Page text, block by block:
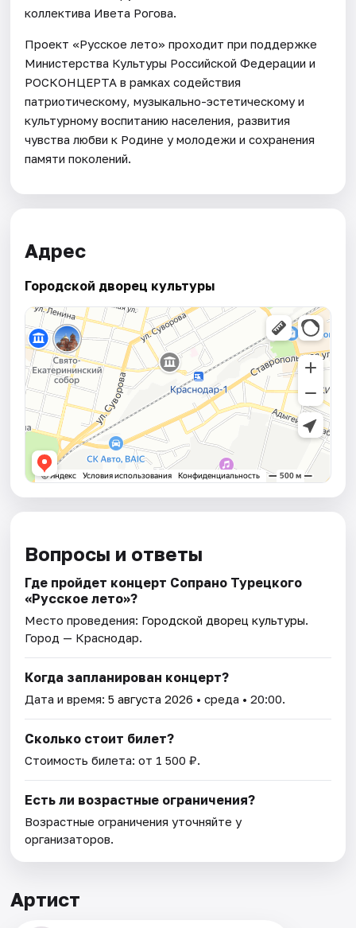
коллектива Ивета Рогова.
Проект «Русское лето» проходит при поддержке
Министерства Культуры Российской Федерации и
РОСКОНЦЕРТА в рамках содействия
патриотическому, музыкально-эстетическому и
культурному воспитанию населения, развития
чувства любви к Родине у молодежи и сохранения
памяти поколений.
Адрес
Городской дворец культуры
Вопросы и ответы
Где пройдет концерт Сопрано Турецкого
«Русское лето»?
Место проведения: Городской дворец культуры.
Город — Краснодар.
Когда запланирован концерт?
Дата и время:5 августа 2026 • среда • 20:00.
Сколько стоит билет?
Стоимость билета: от 1 500 ₽.
Есть ли возрастные ограничения?
Возрастные ограничения уточняйте у
организаторов.
Артист